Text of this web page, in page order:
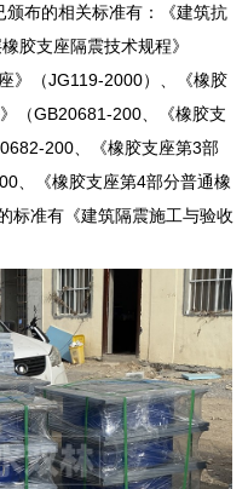
布的相关标准有：《建筑抗
胶支座隔震技术规程》
》（JG119-2000）、《橡胶
（GB20681-200、《橡胶支
200、《橡胶支座第3部
、《橡胶支座第4部分普通橡
标准有《建筑隔震施工与验收